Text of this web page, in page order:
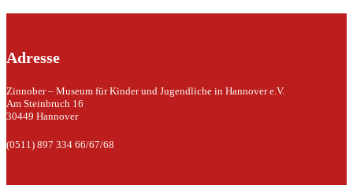
Adresse
Zinnober – Museum für Kinder und Jugendliche in Hannover e.V.
Am Steinbruch 16
30449 Hannover
(0511) 897 334 66/67/68